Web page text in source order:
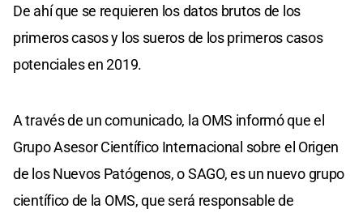
De ahí que se requieren los datos brutos de los
primeros casos y los sueros de los primeros casos
potenciales en 2019.
A través de un comunicado, la OMS informó que el
Grupo Asesor Científico Internacional sobre el Origen
de los Nuevos Patógenos, o SAGO, es un nuevo grupo
científico de la OMS, que será responsable de